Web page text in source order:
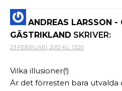
ANDREAS LARSSON -
GÄSTRIKLAND SKRIVER:
23 FEBRUARI, 2012 KL. 13:20
Vilka illusioner(!)
Är det förresten bara utvalda